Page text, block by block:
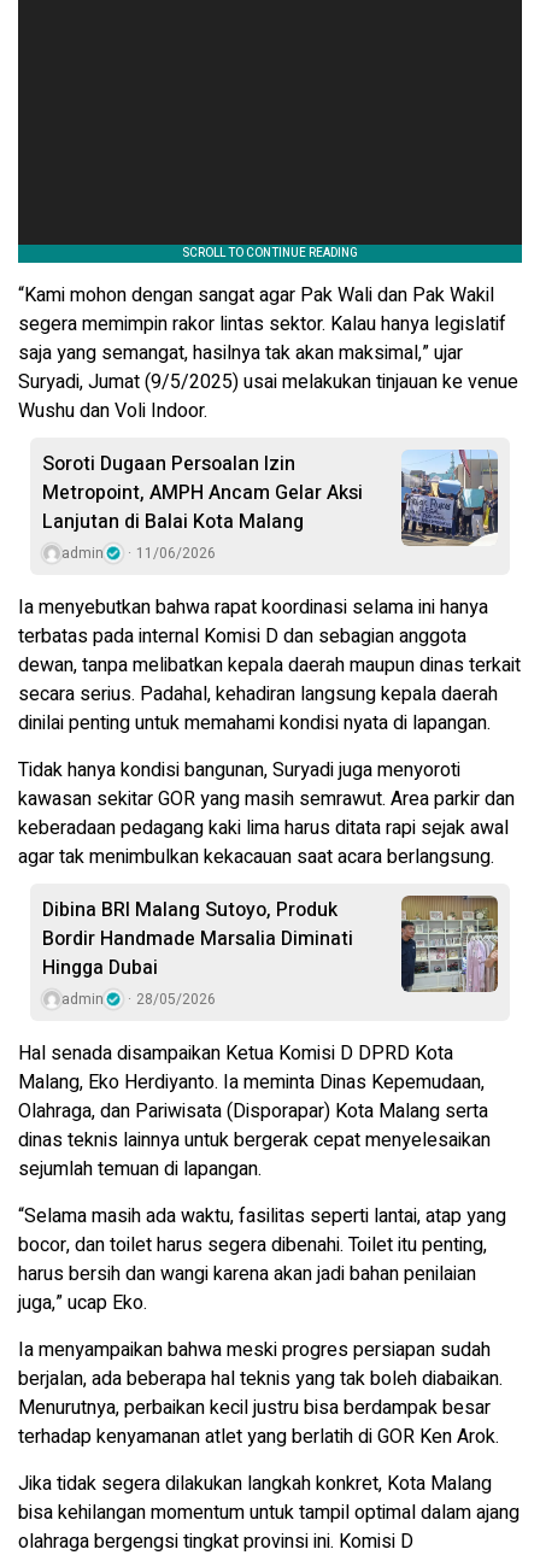
“Kami mohon dengan sangat agar Pak Wali dan Pak Wakil
segera memimpin rakor lintas sektor. Kalau hanya legislatif
saja yang semangat, hasilnya tak akan maksimal,” ujar
Suryadi, Jumat (9/5/2025) usai melakukan tinjauan ke venue
Wushu dan Voli Indoor.
Soroti Dugaan Persoalan Izin
Metropoint, AMPH Ancam Gelar Aksi
Lanjutan di Balai Kota Malang
admin 11/06/2026
Ia menyebutkan bahwa rapat koordinasi selama ini hanya
terbatas pada internal Komisi D dan sebagian anggota
dewan, tanpa melibatkan kepala daerah maupun dinas terkait
secara serius. Padahal, kehadiran langsung kepala daerah
dinilai penting untuk memahami kondisi nyata di lapangan.
Tidak hanya kondisi bangunan, Suryadi juga menyoroti
kawasan sekitar GOR yang masih semrawut. Area parkir dan
keberadaan pedagang kaki lima harus ditata rapi sejak awal
agar tak menimbulkan kekacauan saat acara berlangsung.
Dibina BRI Malang Sutoyo, Produk
Bordir Handmade Marsalia Diminati
Hingga Dubai
admin 28/05/2026
Hal senada disampaikan Ketua Komisi D DPRD Kota
Malang, Eko Herdiyanto. Ia meminta Dinas Kepemudaan,
Olahraga, dan Pariwisata (Disporapar) Kota Malang serta
dinas teknis lainnya untuk bergerak cepat menyelesaikan
sejumlah temuan di lapangan.
“Selama masih ada waktu, fasilitas seperti lantai, atap yang
bocor, dan toilet harus segera dibenahi. Toilet itu penting,
harus bersih dan wangi karena akan jadi bahan penilaian
juga,” ucap Eko.
Ia menyampaikan bahwa meski progres persiapan sudah
berjalan, ada beberapa hal teknis yang tak boleh diabaikan.
Menurutnya, perbaikan kecil justru bisa berdampak besar
terhadap kenyamanan atlet yang berlatih di GOR Ken Arok.
Jika tidak segera dilakukan langkah konkret, Kota Malang
bisa kehilangan momentum untuk tampil optimal dalam ajang
olahraga bergengsi tingkat provinsi ini. Komisi D